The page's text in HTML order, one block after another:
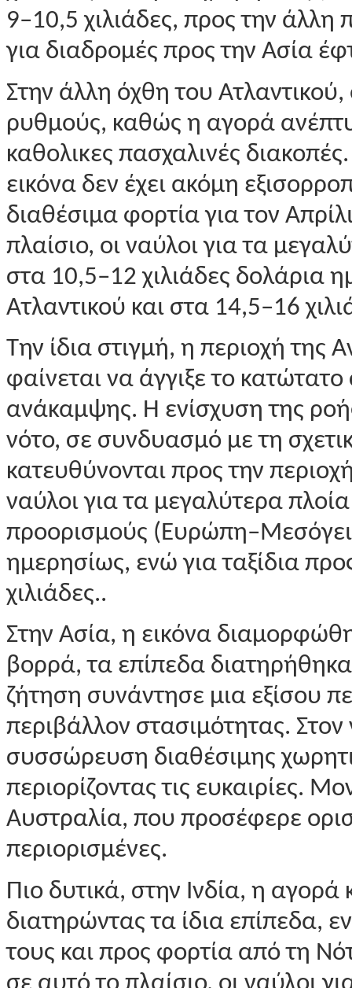
9–10,5 χιλιάδες, προς την άλλη
για διαδρομές προς την Ασία
Στην άλλη όχθη του
ρυθμούς, καθώς η αγορά
καθολικες πασχαλινές
εικόνα δεν έχει ακόμη
διαθέσιμα φορτία για τον
πλαίσιο, οι ναύλοι για τα
στα 10,5–12 χιλιάδες δολάρια
Ατλαντικού και στα 14,5–16
Την ίδια στιγμή, η περιοχή της
φαίνεται να άγγιξε το
ανάκαμψης. Η ενίσχυση της
νότο, σε συνδυασμό με τη
κατευθύνονται προς την
ναύλοι για τα μεγαλύτερα
προορισμούς
ημερησίως, ενώ για ταξίδια
χιλιάδες..
Στην Ασία, η εικόνα
βορρά, τα επίπεδα
ζήτηση συνάντησε μια εξίσου
περιβάλλον στασιμότητας.
συσσώρευση διαθέσιμης
περιορίζοντας τις ευκαιρίες.
Αυστραλία, που προσέφερε
περιορισμένες.
Πιο δυτικά, στην Ινδία, η
διατηρώντας τα ίδια επίπεδα,
τους και προς φορτία από τη